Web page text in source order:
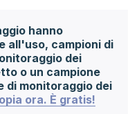
hanno
all'uso, campioni di
dei
o un campione
di monitoraggio dei
ora. È gratis!